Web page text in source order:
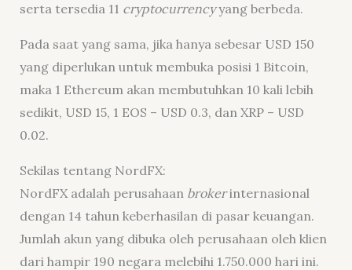
serta tersedia 11 cryptocurrencyyang berbeda.
Pada saat yang sama, jika hanya sebesar USD 150
yang diperlukan untuk membuka posisi 1 Bitcoin,
maka 1 Ethereum akan membutuhkan 10 kali lebih
sedikit, USD 15, 1 EOS – USD 0.3, dan XRP – USD
0.02.
Sekilas tentang NordFX:
NordFX adalah perusahaan brokerinternasional
dengan 14 tahun keberhasilan di pasar keuangan.
Jumlah akun yang dibuka oleh perusahaan oleh klien
dari hampir 190 negara melebihi 1.750.000 hari ini.